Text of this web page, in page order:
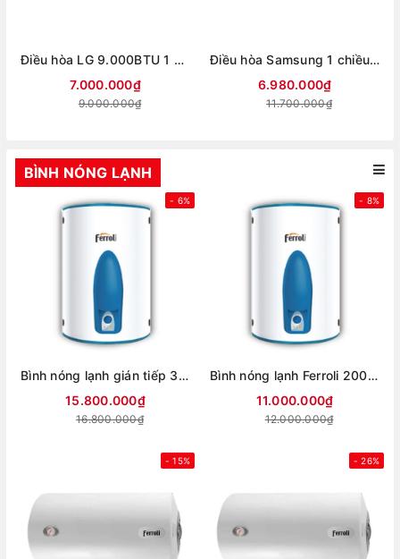
Điều hòa LG 9.000BTU 1 chiều Inverter IEC09M2 mới 2026
7.000.000₫
9.000.000₫
Điều hòa Samsung 1 chiều Inverter 1.5HP-12.000BTU AR13DYHZAWKNSV
6.980.000₫
11.700.000₫
BÌNH NÓNG LẠNH
- 6%
Bình nóng lạnh gián tiếp 300 lítFerroli Aqua store
15.800.000₫
16.800.000₫
- 8%
Bình nóng lạnh Ferroli 200 lít AQUA 200L
11.000.000₫
12.000.000₫
- 15% - 26%